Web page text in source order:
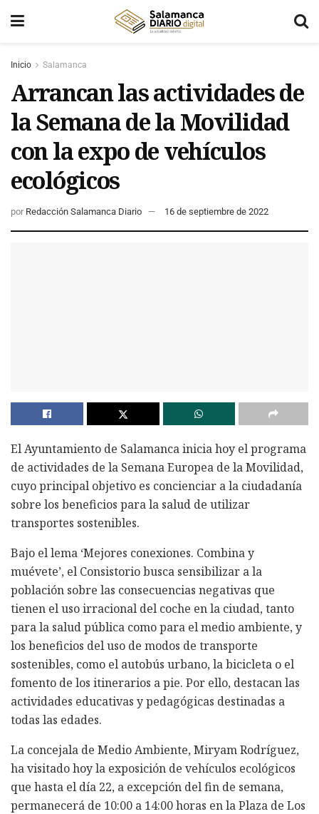
Inicio Salamanca
Arrancan las actividades de
la Semana de la Movilidad
con la expo de vehículos
ecológicos
por Redacción Salamanca Diario 16 de septiembre de 2022
El Ayuntamiento de Salamanca inicia hoy el programa
de actividades de la Semana Europea de la Movilidad,
cuyo principal objetivo es concienciar a la ciudadanía
sobre los beneficios para la salud de utilizar
transportes sostenibles.
Bajo el lema ‘Mejores conexiones. Combina y
muévete’, el Consistorio busca sensibilizar a la
población sobre las consecuencias negativas que
tienen el uso irracional del coche en la ciudad, tanto
para la salud pública como para el medio ambiente, y
los beneficios del uso de modos de transporte
sostenibles, como el autobús urbano, la bicicleta o el
fomento de los itinerarios a pie. Por ello, destacan las
actividades educativas y pedagógicas destinadas a
todas las edades.
La concejala de Medio Ambiente, Miryam Rodríguez,
ha visitado hoy la exposición de vehículos ecológicos
que hasta el día 22, a excepción del fin de semana,
permanecerá de 10:00 a 14:00 horas en la Plaza de Los